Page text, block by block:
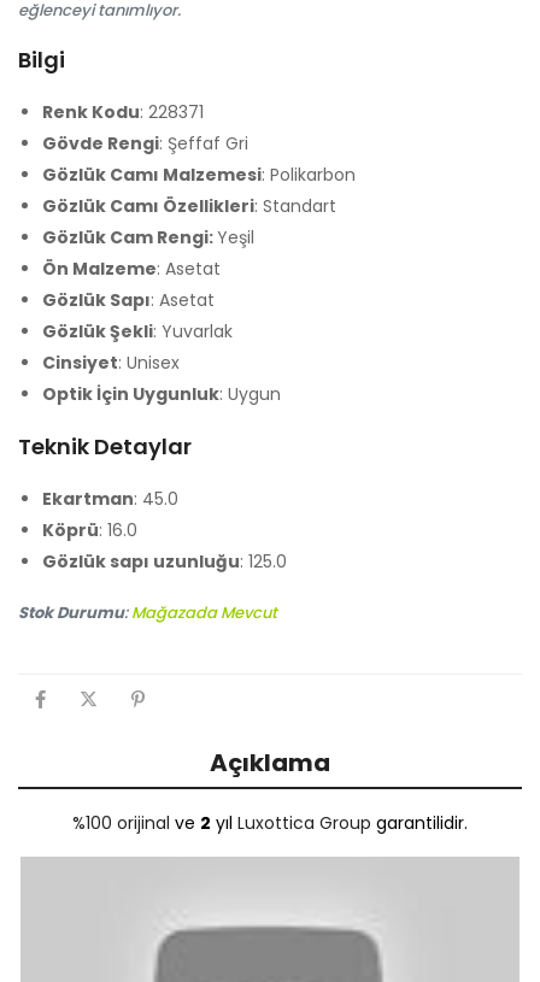
eğlenceyi tanımlıyor.
Bilgi
Renk Kodu: 228371
Gövde Rengi: Şeffaf Gri
Gözlük Camı Malzemesi: Polikarbon
Gözlük Camı Özellikleri: Standart
Gözlük Cam Rengi:Yeşil
Ön Malzeme: Asetat
Gözlük Sapı: Asetat
Gözlük Şekli: Yuvarlak
Cinsiyet: Unisex
Optik İçin Uygunluk: Uygun
Teknik Detaylar
Ekartman: 45.0
Köprü: 16.0
Gözlük sapı uzunluğu: 125.0
Stok Durumu:Mağazada Mevcut
Açıklama
%100 orijinal ve 2 yıl Luxottica Group garantilidir.